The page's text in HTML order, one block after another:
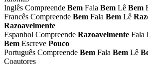
Inglês Compreende Bem Fala Bem Lê Bem
Francês Compreende Bem Fala Bem Lê
Razoavelmente
Espanhol Compreende Razoavelmente Fala
Bem Escreve Pouco
Português Compreende Bem Fala Bem Lê
Coautores